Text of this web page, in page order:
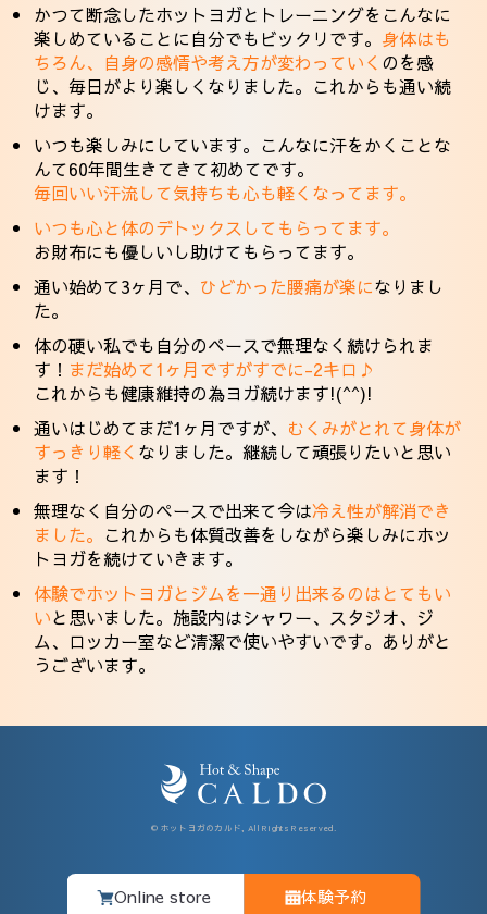
かつて断念したホットヨガとトレーニングをこんなに
楽しめていることに自分でもビックリです。 身体はも
ちろん、自身の感情や考え方が変わっていく のを感
じ、毎日がより楽しくなりました。これからも通い続
けます。
いつも楽しみにしています。こんなに汗をかくことな
んて60年間生きてきて初めてです。
毎回いい汗流して気持ちも心も軽くなってます。
いつも心と体のデトックスしてもらってます。
お財布にも優しいし助けてもらってます。
通い始めて3ヶ月で、 ひどかった腰痛が楽になりまし
た。
体の硬い私でも自分のペースで無理なく続けられま
す！ まだ始めて1ヶ月ですがすでに-2キロ♪
これからも健康維持の為ヨガ続けます!(^^)!
通いはじめてまだ1ヶ月ですが、 むくみがとれて身体が
すっきり軽く なりました。継続して頑張りたいと思い
ます！
無理なく自分のペースで出来て今は冷え性が解消でき
ました。 これからも体質改善をしながら楽しみにホッ
トヨガを続けていきます。
体験でホットヨガとジムを一通り出来るのはとてもい
いと思いました。施設内はシャワー、スタジオ、ジ
ム、ロッカー室など清潔で使いやすいです。ありがと
うございます。
Online store 体験予約
© ホットヨガのカルド, All Rights Reserved.